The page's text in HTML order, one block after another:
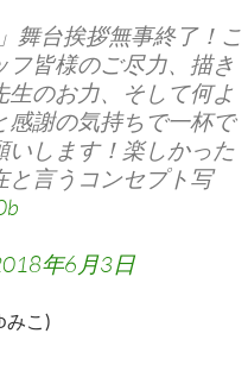
」舞台挨拶無事終了！こ
皆様のご尽力、描き
のお力、そして何よ
感謝の気持ちで一杯で
いします！楽しかった
と言うコンセプト写
年6月3日
こ)